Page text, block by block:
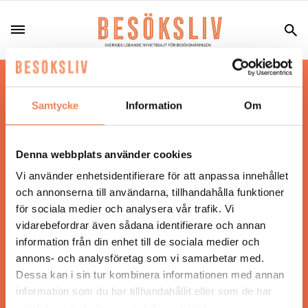
Samtycke Information Om
Denna webbplats använder cookies
Vi använder enhetsidentifierare för att anpassa innehållet
och annonserna till användarna, tillhandahålla funktioner
för sociala medier och analysera vår trafik. Vi
vidarebefordrar även sådana identifierare och annan
information från din enhet till de sociala medier och
annons- och analysföretag som vi samarbetar med.
Dessa kan i sin tur kombinera informationen med annan
information som du har tillhandahållit eller som de har
Hos oss läser du landets mest uppdaterade
nyheter och snackisar inom besöksnäringen.
Besöksliv i sin tryckta form är ett affärsmagasin
Tidningen ges ut avVisita
ANSVARIG UTGIVARE
Jonas Siljhammar
UPPHOVSRÄTT